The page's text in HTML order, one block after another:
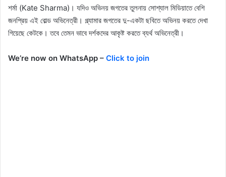
শর্মা (Kate Sharma)। যদিও অভিনয় জগতের তুলনায় সোশ্যাল মিডিয়াতে বেশি
জনপ্রিয় এই বোল্ড অভিনেত্রী। গ্ল্যামার জগতের দু-একটা ছবিতে অভিনয় করতে দেখা
গিয়েছে কেটকে। তবে তেমন ভাবে দর্শকদের আকৃষ্ট করতে ব্যর্থ অভিনেত্রী।
We’re now on WhatsApp – Click to join